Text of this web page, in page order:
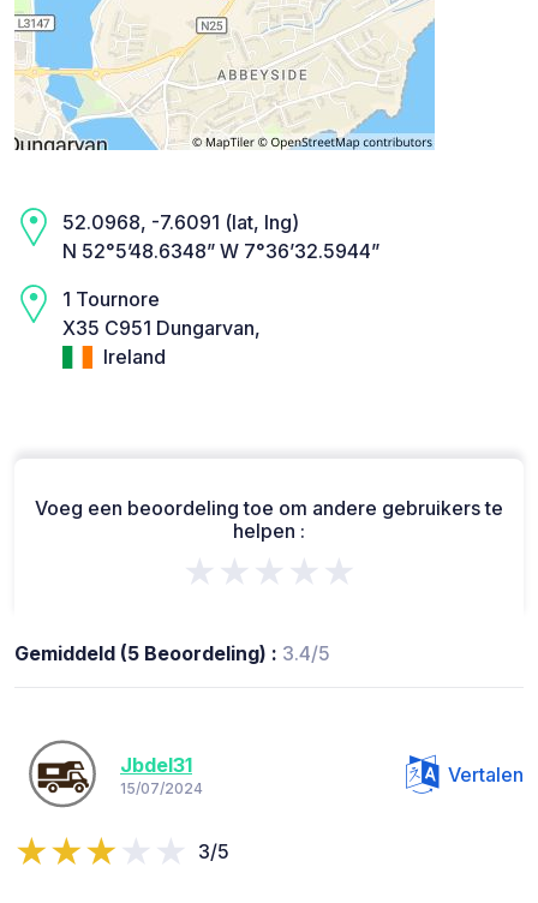
52.0968, -7.6091 (lat, lng)
N 52°5’48.6348” W 7°36’32.5944”
1 Tournore
X35 C951 Dungarvan,
Ireland
Voeg een beoordeling toe om andere gebruikers te
helpen :
★★★★★
Gemiddeld (5 Beoordeling) : 3.4/5
Jbdel31
15/07/2024
Vertalen
3/5